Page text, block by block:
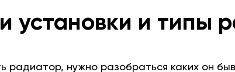
установки и типы
радиатор, нужно разобраться каких он